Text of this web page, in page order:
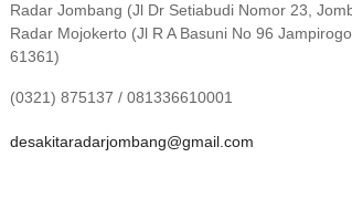
Radar Jombang (Jl Dr Setiabudi Nomor 23,
Radar Mojokerto (Jl R A Basuni No 96
61361)
(0321) 875137 / 081336610001
desakitaradarjombang@gmail.com